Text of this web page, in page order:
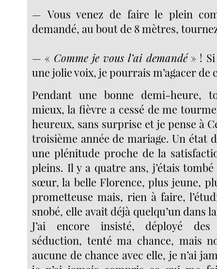
— Vous venez de faire le plein
demandé, au bout de 8 mètres,
— « Comme je vous l’ai demandé» ! Si
une jolie voix, je pourrais m’agacer de
Pendant une bonne demi-heure,
mieux, la fièvre a cessé de me
heureux, sans surprise et je pense à
troisième année de mariage. Un état
une plénitude proche de la
pleins. Il y a quatre ans, j’étais
sœur, la belle Florence, plus jeune,
prometteuse mais, rien à faire,
snobé, elle avait déjà quelqu’un dans
J’ai encore insisté, déployé
séduction, tenté ma chance, mais
aucune de chance avec elle, je n’ai